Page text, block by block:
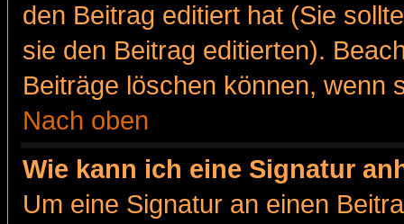
den Beitrag editiert hat (Sie
sie den Beitrag editierten).
Beiträge löschen können, wenn
Nach oben
Wie kann ich eine Signatur
Um eine Signatur an einen